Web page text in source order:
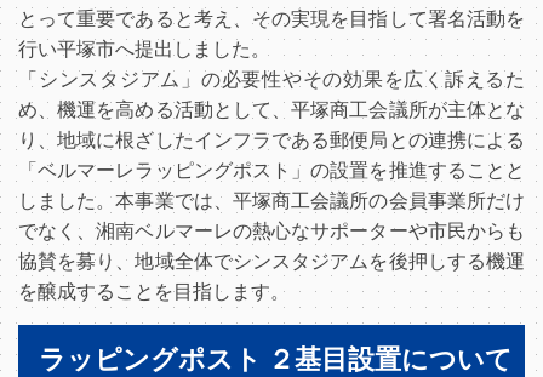
とって重要であると考え、その実現を目指して署名活動を
行い平塚市へ提出しました。
「シンスタジアム」の必要性やその効果を広く訴えるた
め、機運を高める活動として、平塚商工会議所が主体とな
り、地域に根ざしたインフラである郵便局との連携による
「ベルマーレラッピングポスト」の設置を推進することと
しました。本事業では、平塚商工会議所の会員事業所だけ
でなく、湘南ベルマーレの熱心なサポーターや市民からも
協賛を募り、地域全体でシンスタジアムを後押しする機運
を醸成することを目指します。
ラッピングポスト ２基目設置について